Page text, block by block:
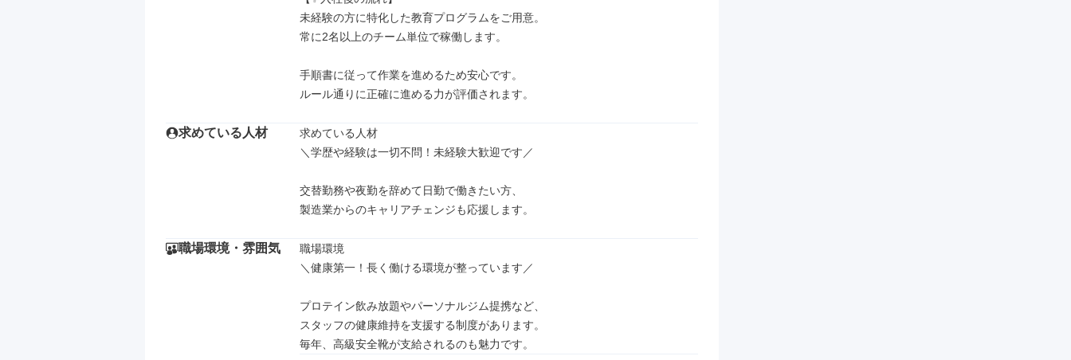
未経験の方に特化した教育プログラムをご用意。
常に2名以上のチーム単位で稼働します。
手順書に従って作業を進めるため安心です。
ルール通りに正確に進める力が評価されます。
求めている人材
求めている人材
＼学歴や経験は一切不問！未経験大歓迎です／
交替勤務や夜勤を辞めて日勤で働きたい方、
製造業からのキャリアチェンジも応援します。
職場環境・雰囲気
職場環境
＼健康第一！長く働ける環境が整っています／
プロテイン飲み放題やパーソナルジム提携など、
スタッフの健康維持を支援する制度があります。
毎年、高級安全靴が支給されるのも魅力です。